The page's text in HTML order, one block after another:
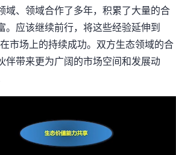
域、领域合作了多年，积累了大量的合
应该继续前行，将这些经验延伸到
市场上的持续成功。双方生态领域的合
伴带来更为广阔的市场空间和发展动